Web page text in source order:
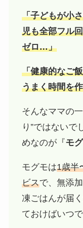
「子どもが小
児も全部フル
ゼロ…」
「健康的なご
うまく時間を
そんなママの
り”ではないで
めなのが『モ
モグモは1歳半
ビスで、無添
凍ごはんが届
ておけばいつ